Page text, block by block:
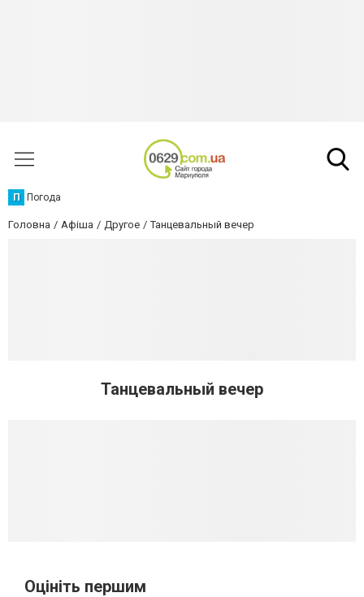
П Погода
Головна Афіша Другое Танцевальный вечер
Танцевальный вечер
Оцініть першим